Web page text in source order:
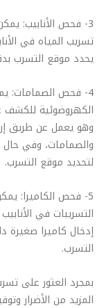
3- فحص الأنابيب:
تسريب المياه في
يحدد موقع التسرب
4- فحص الصمامات:
الكهروضوئية للكشف
وهو يعمل عن طريق
والصمامات، وفي حال
لتحديد موقع التسرب.
5- فحص الكاميرا:
التسريبات في
إدخال كاميرا صغيرة
التسرب.
بمجرد العثور على
المزيد من الأضرار